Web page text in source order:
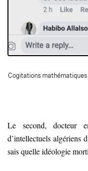
Cogitations
Le second, docteur
d’intellectuels algériens
sais quelle idéologie